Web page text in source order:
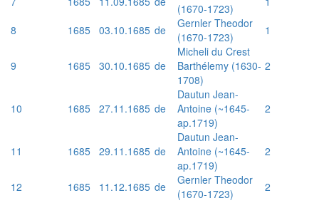
(1670-1723)
8
1685 03.10.1685 de
Gernler Theodor
(1670-1723)
1
9 1685 30.10.1685 de
Micheli du Crest
Barthélemy (1630-
1708)
2
10 1685 27.11.1685 de
Dautun Jean-
Antoine (~1645-
ap.1719)
2
11 1685 29.11.1685 de
Dautun Jean-
Antoine (~1645-
ap.1719)
2
12 1685 11.12.1685 de
Gernler Theodor
(1670-1723)
2